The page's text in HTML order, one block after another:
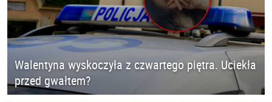
Walentyna wyskoczyła z czwartego piętra. Uciekła
przed gwałtem?